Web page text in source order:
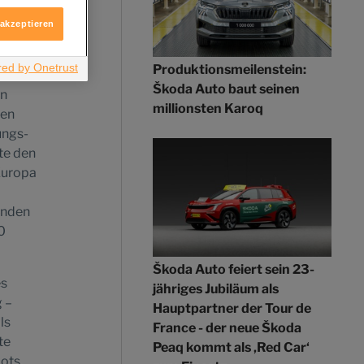
den
–
Produktionsmeilenstein:
Škoda Auto baut seinen
millionsten Karoq
Škoda Auto feiert sein 23-
jähriges Jubiläum als
Hauptpartner der Tour de
France - der neue Škoda
Peaq kommt als ‚Red Car‘